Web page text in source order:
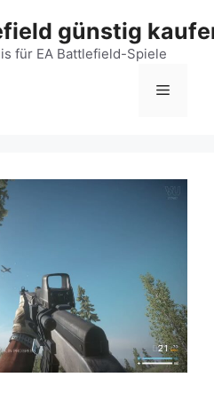
günstig
für EA Battlefield-Spiele
Menü